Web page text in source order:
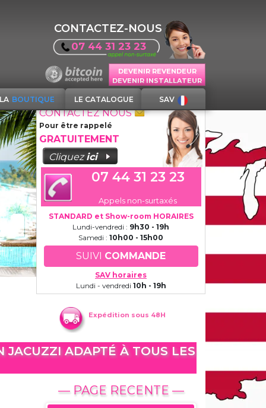
CONTACTEZ-NOUS
07 44 31 23 23
DEVENIR REVENDEUR
DEVENIR INSTALLATEUR
LA BOUTIQUE LE CATALOGUE SAV
CONTACTEZ NOUS
Pour être rappelé
GRATUITEMENT
Cliquezici
07 44 31 23 23
Appels non-surtaxés
STANDARD et Show-room HORAIRES
Lundi-vendredi : 9h30 - 19h
Samedi : 10h00 - 15h00
SUIVI COMMANDE
SAV horaires
Lundi - vendredi 10h - 19h
Expédition sous 48H
JACUZZI ADAPTÉ À TOUS LES
— PAGE RECENTE —